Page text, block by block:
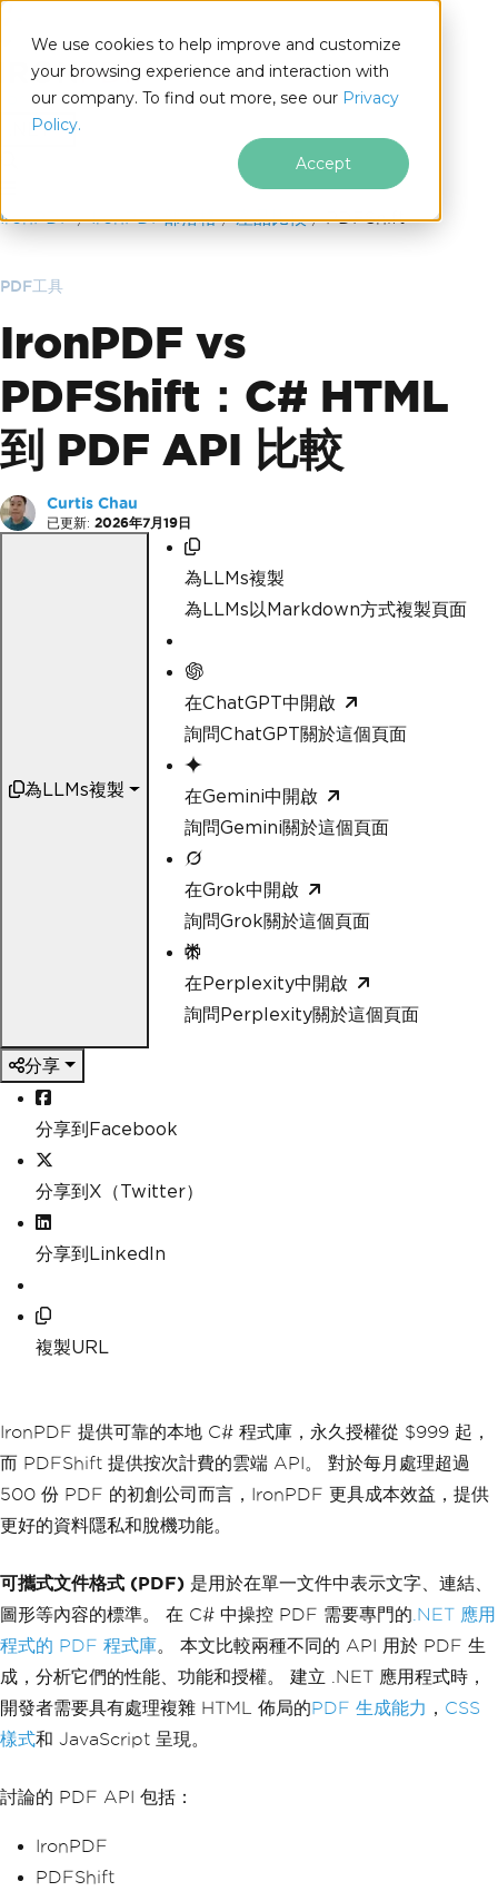
We use cookies to help improve and customize
your browsing experience and interaction with
our company. To find out more, see our Privacy
Policy.
Accept
.NET
跳至頁尾內容
IronPDF IronPDF部落格 產品比較 PDFShift
PDF工具
IronPDF vs
PDFShift：C# HTML
到 PDF API 比較
Curtis Chau
已更新: 2026年7月19日
為LLMs複製
為LLMs複製
為LLMs以Markdown方式複製頁面
在ChatGPT中開啟
詢問ChatGPT關於這個頁面
在Gemini中開啟
詢問Gemini關於這個頁面
在Grok中開啟
詢問Grok關於這個頁面
在Perplexity中開啟
詢問Perplexity關於這個頁面
分享
分享到Facebook
分享到X（Twitter）
分享到LinkedIn
複製URL
IronPDF 提供可靠的本地 C# 程式庫，永久授權從 $999 起，
而 PDFShift 提供按次計費的雲端 API。 對於每月處理超過
500 份 PDF 的初創公司而言，IronPDF 更具成本效益，提供
更好的資料隱私和脫機功能。
可攜式文件格式 (PDF) 是用於在單一文件中表示文字、連結、
圖形等內容的標準。 在 C# 中操控 PDF 需要專門的 .NET 應用
程式的 PDF 程式庫。 本文比較兩種不同的 API 用於 PDF 生
成，分析它們的性能、功能和授權。 建立 .NET 應用程式時，
開發者需要具有處理複雜 HTML 佈局的PDF 生成能力 ， CSS
樣式和 JavaScript 呈現。
討論的 PDF API 包括：
IronPDF
PDFShift